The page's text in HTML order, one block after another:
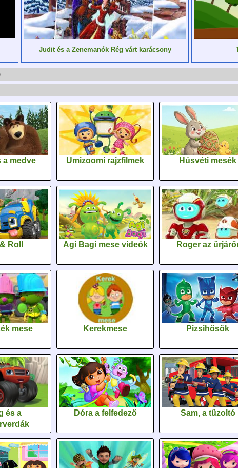
Judit és a Zenemanók Rég várt karácsony
a medve Umizoomi rajzfilmek Húsvéti mesék
Roll Agi Bagi mese videók Roger az
mese Kerekmese Pizsihősök
és a
Dóra a felfedező Sam, a tűzoltó